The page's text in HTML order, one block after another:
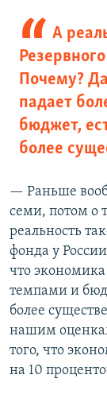
А
Почему?
падает
бюджет,
более
— Раньше
семи, потом о
реальность
фонда у
что
темпами и
более
нашим
того, что
на 10